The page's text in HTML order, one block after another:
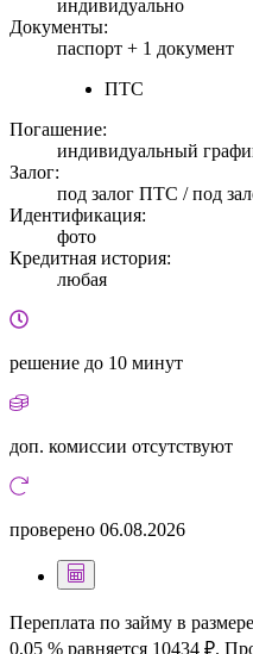
индивидуально
Документы:
паспорт + 1 документ
ПТС
Погашение:
индивидуальный
Залог:
под залог ПТС / под
Идентификация:
фото
Кредитная история:
любая
решение до 10 минут
доп. комиссии отсутствуют
проверено 06.08.2026
Переплата по займу в
0,05 % равняется 10434 ₽.